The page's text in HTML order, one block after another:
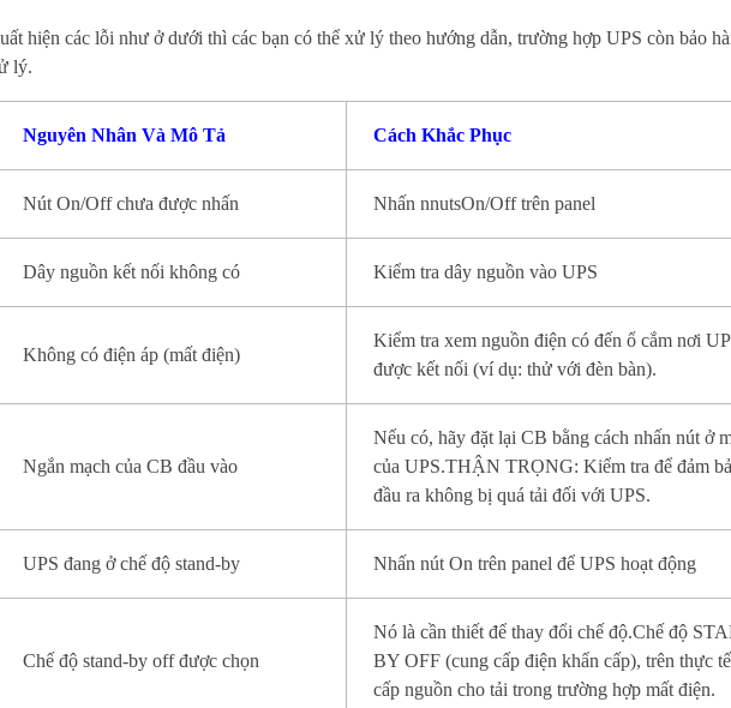
hiện các lỗi như ở dưới thì các bạn có thể xử lý theo hướng dẫn, trường hợp UPS còn bảo
lý.
Nguyên Nhân Và Mô Tả Cách Khắc Phục
Nút On/Off chưa được nhấn Nhấn nnutsOn/Off trên panel
Dây nguồn kết nối không có Kiểm tra dây nguồn vào UPS
Không có điện áp (mất điện)
Kiểm tra xem nguồn điện có đến ổ cắm nơi
được kết nối (ví dụ: thử với đèn bàn).
Ngắn mạch của CB đầu vào
Nếu có, hãy đặt lại CB bằng cách nhấn nút ở
của UPS.THẬN TRỌNG: Kiểm tra để đảm
đầu ra không bị quá tải đối với UPS.
UPS đang ở chế độ stand-by Nhấn nút On trên panel để UPS hoạt động
Chế độ stand-by off được chọn
Nó là cần thiết để thay đổi chế độ.Chế độ
BY OFF (cung cấp điện khẩn cấp), trên thực
cấp nguồn cho tải trong trường hợp mất điện.